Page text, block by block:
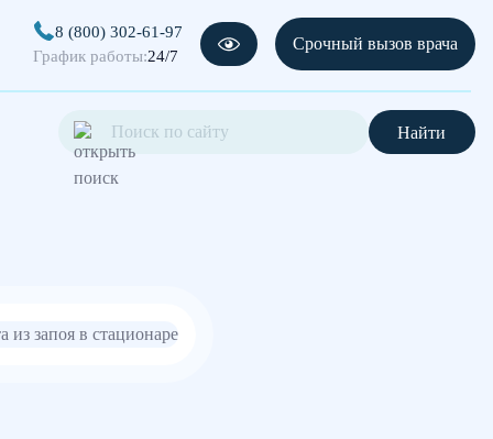
8 (800) 302-61-97
График работы:24/7
Срочный вызов врача
Найти